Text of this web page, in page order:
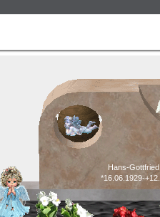
Hans-
*16.06.1929-